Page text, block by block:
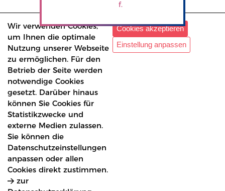
f.
Wir verwenden Cookies,
um Ihnen die optimale
Nutzung unserer Webseite
zu ermöglichen. Für den
Betrieb der Seite werden
notwendige Cookies
gesetzt. Darüber hinaus
können Sie Cookies für
Statistikzwecke und
externe Medien zulassen.
Sie können die
Datenschutzeinstellungen
anpassen oder allen
Cookies direkt zustimmen.
zur
Cookies akzeptieren
Einstellung anpassen